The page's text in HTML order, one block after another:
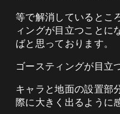
等で解消しているとこ
ィングが目立つことに
ばと思っております。
ゴースティングが目立
キャラと地面の設置部
際に大きく出るように